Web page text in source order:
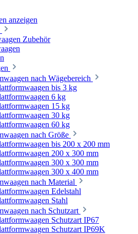
anzeigen
Zubehör
nach Wägebereich
bis 3 kg
6 kg
15 kg
30 kg
60 kg
nach Größe
bis 200 x 200 mm
200 x 300 mm
300 x 300 mm
300 x 400 mm
nach Material
Edelstahl
Stahl
nach Schutzart
Schutzart IP67
Schutzart IP69K